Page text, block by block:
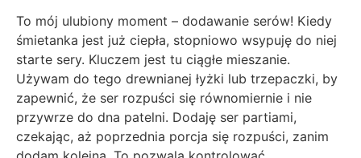
To mój ulubiony moment – dodawanie serów! Kiedy
śmietanka jest już ciepła, stopniowo wsypuję do niej
starte sery. Kluczem jest tu ciągłe mieszanie.
Używam do tego drewnianej łyżki lub trzepaczki, by
zapewnić, że ser rozpuści się równomiernie i nie
przywrze do dna patelni. Dodaję ser partiami,
czekając, aż poprzednia porcja się rozpuści, zanim